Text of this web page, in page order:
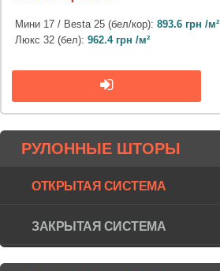
Мини 17 / Besta 25 (бел/кор): 893.6 грн /м²
Люкс 32 (бел): 962.4 грн /м²
РУЛОННЫЕ ШТОРЫ
ОТКРЫТАЯ СИСТЕМА
ЗАКРЫТАЯ СИСТЕМА